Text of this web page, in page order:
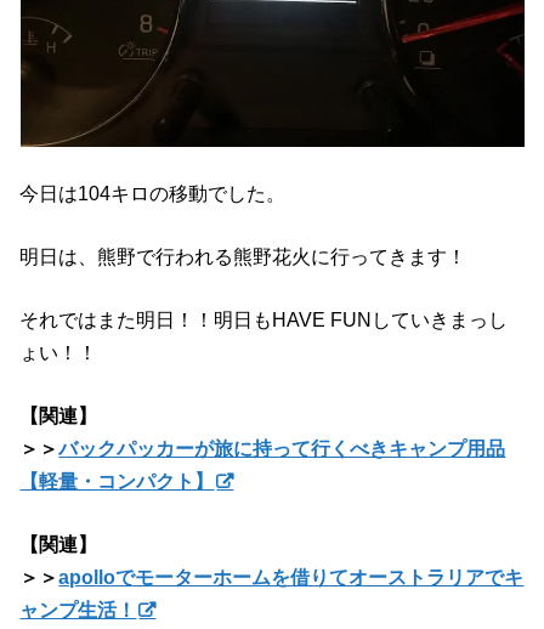
今日は104キロの移動でした。
明日は、熊野で行われる熊野花火に行ってきます！
それではまた明日！！明日もHAVE FUNしていきまっし
ょい！！
【関連】
＞＞バックパッカーが旅に持って行くべきキャンプ用品
【軽量・コンパクト】
【関連】
＞＞apolloでモーターホームを借りてオーストラリアでキ
ャンプ生活！